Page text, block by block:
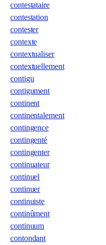
contestataire
contestation
contester
contexte
contextualiser
contextuellement
contigu
contigument
continent
continentalement
contingence
contingenté
contingenter
continuateur
continuel
continuer
continuiste
continûment
continuum
contondant